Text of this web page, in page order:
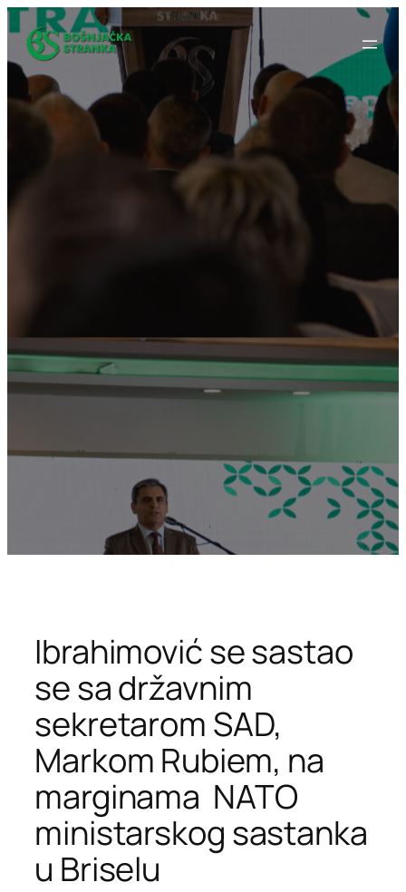
Idi
na
sadržaj
Ibrahimović se sastao
se sa državnim
sekretarom SAD,
Markom Rubiem, na
marginama NATO
ministarskog sastanka
u Briselu